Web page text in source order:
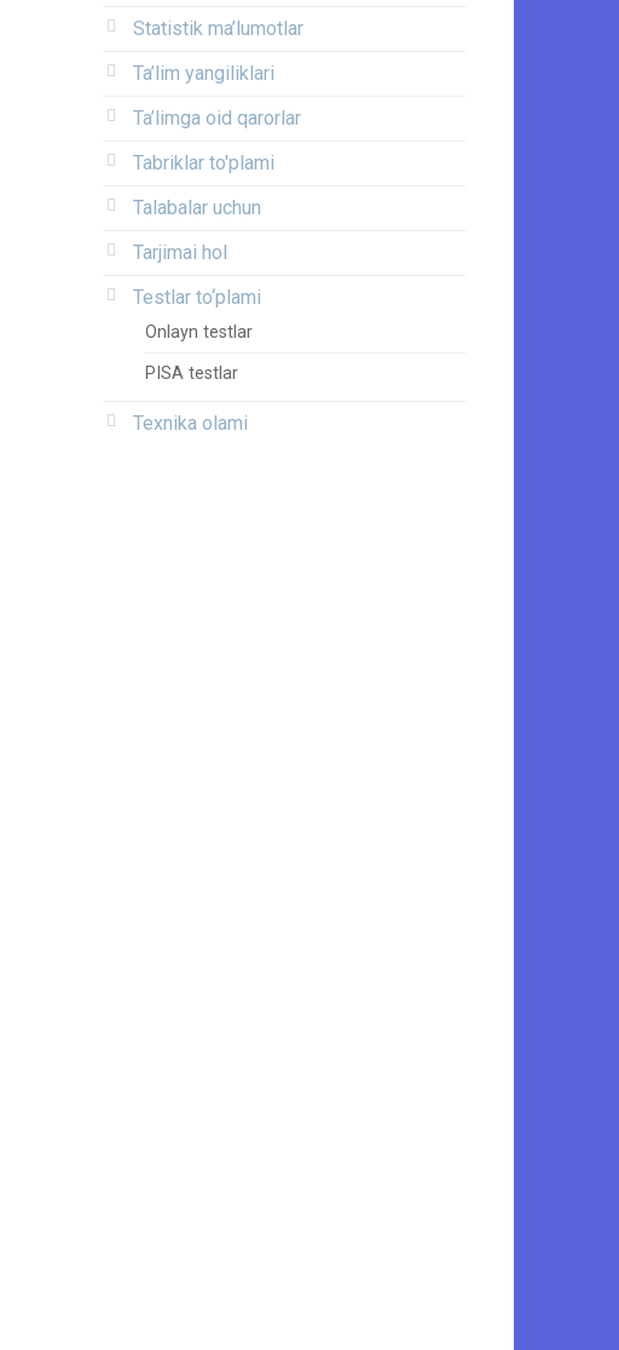
Statistik ma’lumotlar
Ta’lim yangiliklari
Ta’limga oid qarorlar
Tabriklar to'plami
Talabalar uchun
Tarjimai hol
Testlar to‘plami
Onlayn testlar
PISA testlar
Texnika olami